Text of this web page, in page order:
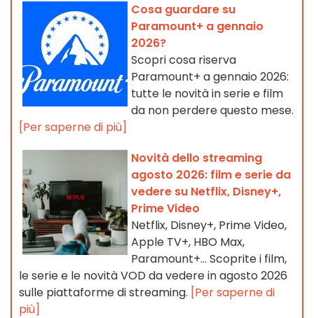
Cosa guardare su
Paramount+ a gennaio
2026?
Scopri cosa riserva
Paramount+ a gennaio 2026:
tutte le novità in serie e film
da non perdere questo mese.
[Per saperne di più]
Novità dello streaming
agosto 2026: film e serie da
vedere su Netflix, Disney+,
Prime Video
Netflix, Disney+, Prime Video,
Apple TV+, HBO Max,
Paramount+… Scoprite i film,
le serie e le novità VOD da vedere in agosto 2026
sulle piattaforme di streaming. [Per saperne di
più]